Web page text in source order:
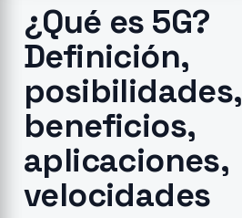
¿Qué es 5G?
Definición,
posibilidades,
beneficios,
aplicaciones,
velocidades